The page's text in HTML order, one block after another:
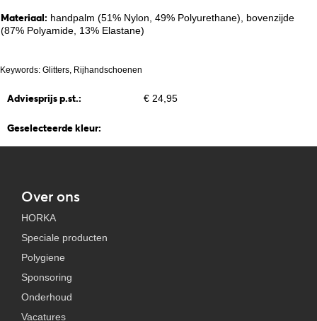
Materiaal: handpalm (51% Nylon, 49% Polyurethane), bovenzijde
(87% Polyamide, 13% Elastane)
Keywords: Glitters, Rijhandschoenen
Adviesprijs p.st.: € 24,95
Geselecteerde kleur:
Over ons
HORKA
Speciale producten
Polygiene
Sponsoring
Onderhoud
Vacatures